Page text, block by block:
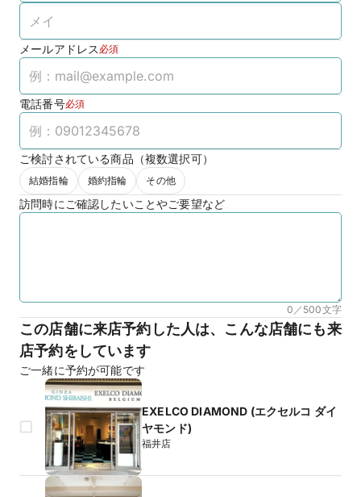
メールアドレス 必須
電話番号必須
ご検討されている商品（複数選択可）
結婚指輪 婚約指輪 その他
訪問時にご確認したいことやご要望など
0／500文字
この店舗に来店予約した人は、こんな店舗にも来
店予約をしています
ご一緒に予約が可能です
EXELCO DIAMOND (エクセルコ ダイ
ヤモンド)
福井店